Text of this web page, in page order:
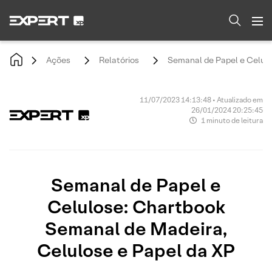
Ações Relatórios Semanal de Papel e
11/07/2023 14:13:48 • Atualizado em
26/01/2024 20:25:45
1 minuto de leitura
Semanal de Papel e
Celulose: Chartbook
Semanal de Madeira,
Celulose e Papel da XP